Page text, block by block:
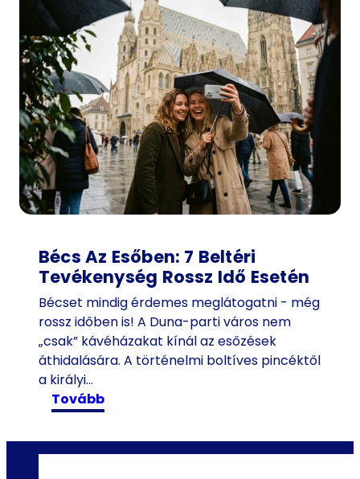
i
s
t
a
c
s
o
p
r
t
o
k
s
z
m
á
a
Bécs Az Esőben: 7 Beltéri
Tevékenység Rossz Idő Esetén
Bécset mindig érdemes meglátogatni - még
rossz időben is! A Duna-parti város nem
„csak” kávéházakat kínál az esőzések
áthidalására. A történelmi boltíves pincéktől
a királyi…
tovább:
B
é
c